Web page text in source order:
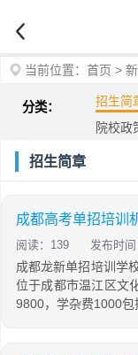
当前位置： 首页 >
分类： 招生简
院校政
招生简章
成都高考单招培训
阅读：139 发布时
成都龙新单招培训学
位于成都市温江区文
9800，学杂费1000包